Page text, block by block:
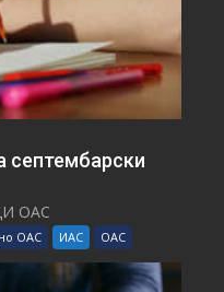
септембарски
ОАС
ОАС ИАС ОАС